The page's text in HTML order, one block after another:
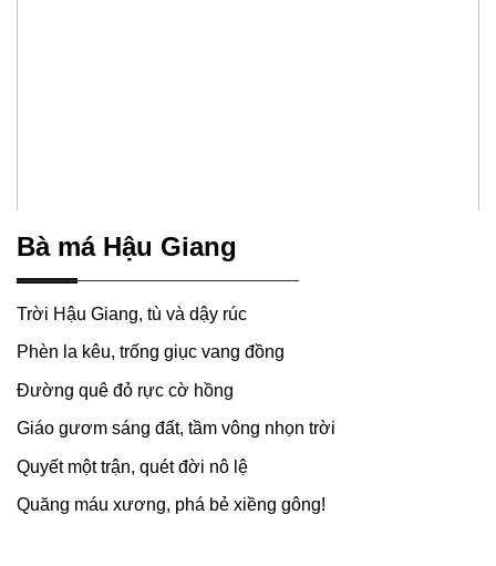
Bà má Hậu Giang
Trời Hậu Giang, tù và dậy rúc
Phèn la kêu, trống giục vang đồng
Đường quê đỏ rực cờ hồng
Giáo gươm sáng đất, tầm vông nhọn trời
Quyết một trận, quét đời nô lệ
Quăng máu xương, phá bẻ xiềng gông!